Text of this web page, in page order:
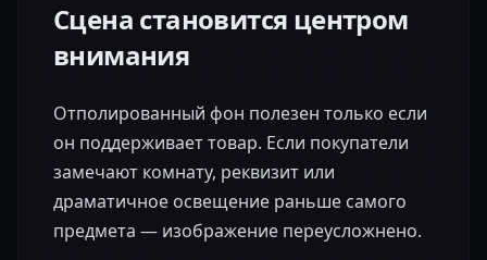
Сцена становится центром
внимания
Отполированный фон полезен только если
он поддерживает товар. Если покупатели
замечают комнату, реквизит или
драматичное освещение раньше самого
предмета — изображение переусложнено.